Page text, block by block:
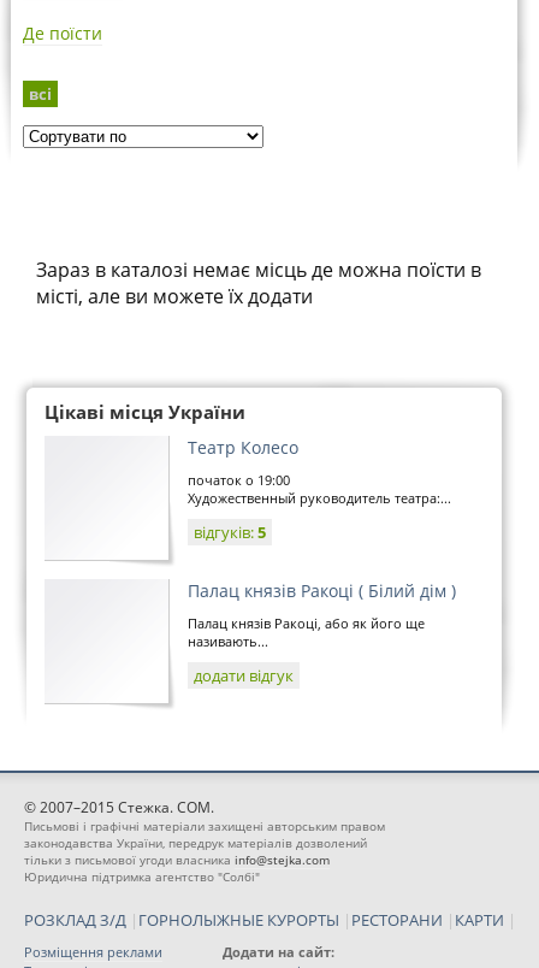
Де поїсти
всі
Зараз в каталозі немає місць де можна поїсти в
місті, але ви можете їх додати
Цікаві місця України
Театр Колесо
початок о 19:00
Художественный руководитель театра:...
відгуків:5
Палац князів Ракоці ( Білий дім )
Палац князів Ракоці, або як його ще
називають...
додати відгук
© 2007–2015 Стежка. COM.
Письмові і графічні матеріали захищені авторським правом
законодавства України, передрук матеріалів дозволений
тільки з письмової угоди власника info@stejka.com
Юридична підтримка агентство "Солбі"
РОЗКЛАД З/Д | ГОРНОЛЫЖНЫЕ КУРОРТЫ | РЕСТОРАНИ | КАРТИ |
Розміщення реклами
Додати на сайт: